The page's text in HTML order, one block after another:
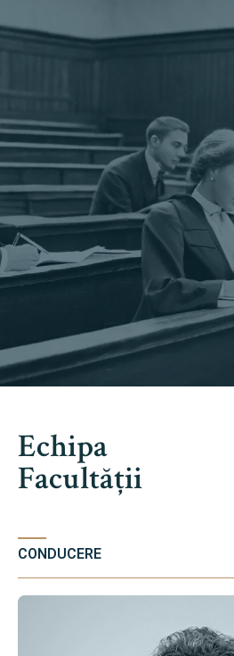
Echipa
Facultății
CONDUCERE